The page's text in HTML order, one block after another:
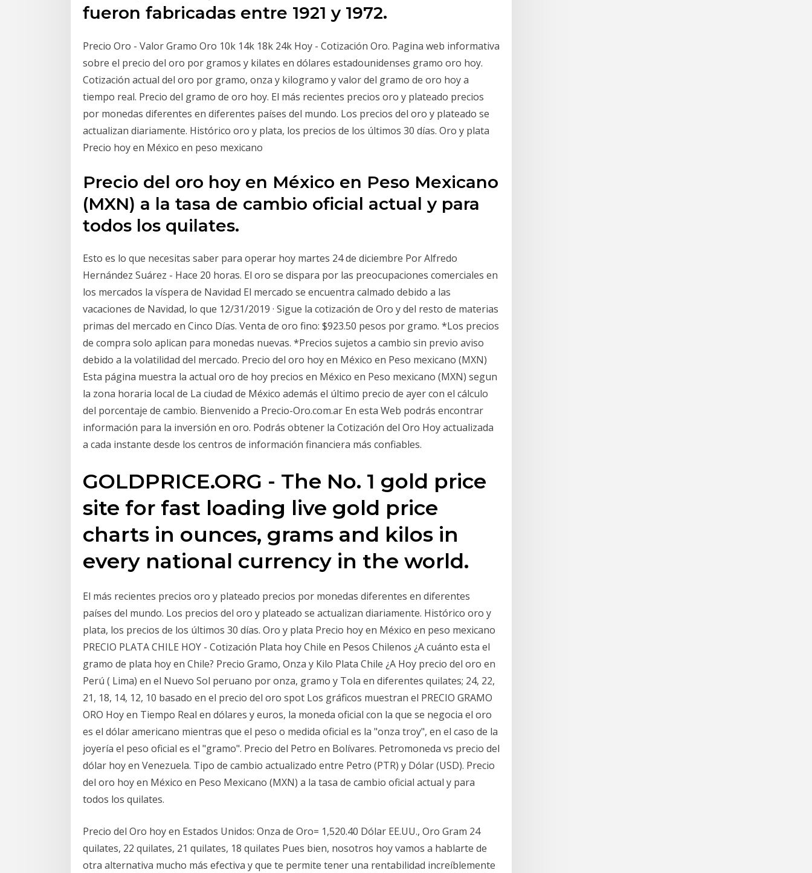
fueron fabricadas entre 1921 y 1972.
Precio Oro - Valor Gramo Oro 10k 14k 18k 24k Hoy - Cotización Oro. Pagina web informativa
sobre el precio del oro por gramos y kilates en dólares estadounidenses gramo oro hoy.
Cotización actual del oro por gramo, onza y kilogramo y valor del gramo de oro hoy a
tiempo real. Precio del gramo de oro hoy. El más recientes precios oro y plateado precios
por monedas diferentes en diferentes países del mundo. Los precios del oro y plateado se
actualizan diariamente. Histórico oro y plata, los precios de los últimos 30 días. Oro y plata
Precio hoy en México en peso mexicano
Precio del oro hoy en México en Peso Mexicano
(MXN) a la tasa de cambio oficial actual y para
todos los quilates.
Esto es lo que necesitas saber para operar hoy martes 24 de diciembre Por Alfredo
Hernández Suárez - Hace 20 horas. El oro se dispara por las preocupaciones comerciales en
los mercados la víspera de Navidad El mercado se encuentra calmado debido a las
vacaciones de Navidad, lo que 12/31/2019 · Sigue la cotización de Oro y del resto de materias
primas del mercado en Cinco Días. Venta de oro fino: $923.50 pesos por gramo. *Los precios
de compra solo aplican para monedas nuevas. *Precios sujetos a cambio sin previo aviso
debido a la volatilidad del mercado. Precio del oro hoy en México en Peso mexicano (MXN)
Esta página muestra la actual oro de hoy precios en México en Peso mexicano (MXN) segun
la zona horaria local de La ciudad de México además el último precio de ayer con el cálculo
del porcentaje de cambio. Bienvenido a Precio-Oro.com.ar En esta Web podrás encontrar
información para la inversión en oro. Podrás obtener la Cotización del Oro Hoy actualizada
a cada instante desde los centros de información financiera más confiables.
GOLDPRICE.ORG - The No. 1 gold price
site for fast loading live gold price
charts in ounces, grams and kilos in
every national currency in the world.
El más recientes precios oro y plateado precios por monedas diferentes en diferentes
países del mundo. Los precios del oro y plateado se actualizan diariamente. Histórico oro y
plata, los precios de los últimos 30 días. Oro y plata Precio hoy en México en peso mexicano
PRECIO PLATA CHILE HOY - Cotización Plata hoy Chile en Pesos Chilenos ¿A cuánto esta el
gramo de plata hoy en Chile? Precio Gramo, Onza y Kilo Plata Chile ¿A Hoy precio del oro en
Perú ( Lima) en el Nuevo Sol peruano por onza, gramo y Tola en diferentes quilates; 24, 22,
21, 18, 14, 12, 10 basado en el precio del oro spot Los gráficos muestran el PRECIO GRAMO
ORO Hoy en Tiempo Real en dólares y euros, la moneda oficial con la que se negocia el oro
es el dólar americano mientras que el peso o medida oficial es la "onza troy", en el caso de la
joyería el peso oficial es el "gramo". Precio del Petro en Bolívares. Petromoneda vs precio del
dólar hoy en Venezuela. Tipo de cambio actualizado entre Petro (PTR) y Dólar (USD). Precio
del oro hoy en México en Peso Mexicano (MXN) a la tasa de cambio oficial actual y para
todos los quilates.
Precio del Oro hoy en Estados Unidos: Onza de Oro= 1,520.40 Dólar EE.UU., Oro Gram 24
quilates, 22 quilates, 21 quilates, 18 quilates Pues bien, nosotros hoy vamos a hablarte de
otra alternativa mucho más efectiva y que te permite tener una rentabilidad increíblemente